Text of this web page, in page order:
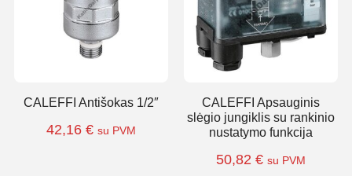
CALEFFI Antišokas 1/2″
42,16 € su PVM
CALEFFI Apsauginis
slėgio jungiklis su rankinio
nustatymo funkcija
50,82 € su PVM